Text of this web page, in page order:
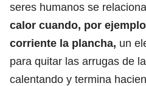
seres humanos se
calor cuando, por
corriente la plancha, un
para quitar las arrugas de
calentando y termina